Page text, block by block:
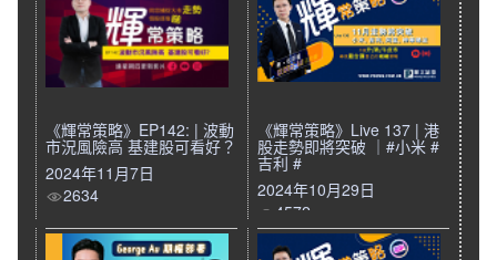
《輝常策略》EP142: | 波動
市況風險高 基建股可看好？
2024年11月7日
2634
《輝常策略》Live 137 | 港
股走勢即將突破 ｜#小米 #
吉利 #
2024年10月29日
4572